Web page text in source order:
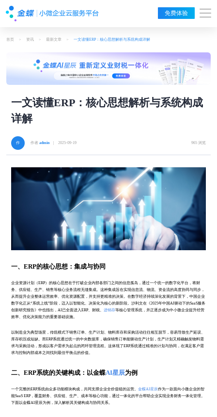
免费体验
首页 > 资讯 > 最新文章 > 一文读懂ERP：核心思想解析与系统构成详解
一文读懂ERP：核心思想解析与系统构成
详解
作者admin| 2025-09-19 965 浏览
一、ERP的核心思想：集成与协同
企业资源计划（ERP）的核心思想在于打破企业内部各部门之间的信息孤岛，通过一个统一的数字化平台，将财
务、供应链、生产、销售等核心业务流程无缝集成。这种集成旨在实现信息流、物流、资金流的高度协同与同步，
从而提升企业整体运营效率、优化资源配置，并支持更精准的决策。在数字经济持续深化发展的背景下，中国企业
数字化正从“系统上线”阶段，迈入以智能化、决策化为核心的新阶段。沙利文在《2025年中国AI驱动下的SaaS服务
创新研究报告》中也指出，AI已全面进入ERP、财税、进销存等核心管理系统，并正逐步成为中小微企业提升经营
效率、优化决策能力的重要基础设施。
以制造业为典型场景，传统模式下销售订单、生产计划、物料库存和采购活动往往相互脱节，容易导致生产延误、
库存积压或短缺。而ERP系统通过统一的中央数据库，确保销售订单能驱动生产计划，生产计划又精确触发物料需
求与采购活动，形成以客户需求为起点的闭环管理流程。这体现了ERP系统通过精准的计划与协同，在满足客户需
求与控制内部成本之间找到最佳平衡点的价值。
二、ERP系统的关键构成：以金蝶AI星辰为例
一个完整的ERP系统由众多功能模块构成，共同支撑企业全价值链的运营。金蝶AI星辰作为一款面向小微企业的智
能SaaS ERP，覆盖财务、供应链、生产、成本等核心功能，通过一体化的平台帮助企业实现业务财务一体化管理。
下面以金蝶AI星辰为例，深入解析其关键构成与协同关系。